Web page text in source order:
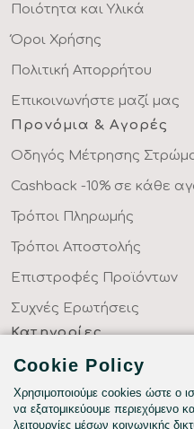
Ποιότητα και Υλικά
Όροι Χρήσης
Πολιτική Απορρήτου
Επικοινωνήστε μαζί μας
Προνόμια & Αγορές
Οδηγός Μέτρησης
Cashback -10% σε κάθε
Τρόποι Πληρωμής
Τρόποι Αποστολής
Επιστροφές Προϊόντων
Συχνές Ερωτήσεις
Κατηγορίες
ΣΕΝΤΟΝΙΑ ΣΤΑ ΜΕΤΡΑ ΣΑΣ
ΥΦΑΣΜΑΤΑ ΜΕ ΤΟ
ΥΠΝΟΔΩΜΑΤΙΟ
Cookie Policy
Χρησιμοποιούμε cookies ώστε ο
να εξατομικεύουμε περιεχόμενο
λειτουργίες μέσων κοινωνικής